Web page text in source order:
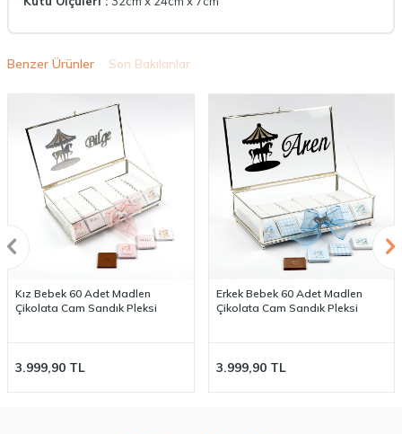
Benzer Ürünler Son Bakılanlar
Kız Bebek 60 Adet Madlen
Çikolata Cam Sandık Pleksi
3.999,90 TL
Erkek Bebek 60 Adet Madlen
Çikolata Cam Sandık Pleksi
3.999,90TL